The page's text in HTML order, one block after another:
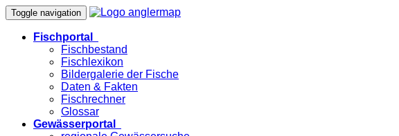
Toggle navigation
Fischportal
Fischbestand
Fischlexikon
Bildergalerie der Fische
Daten & Fakten
Fischrechner
Glossar
Gewässerportal